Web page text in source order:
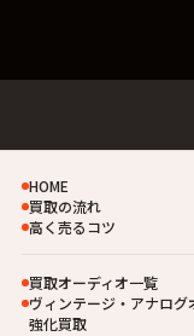
HOME
買取の流れ
高く売るコツ
買取オーディオ一覧
ヴィンテージ・アナログ
強化買取